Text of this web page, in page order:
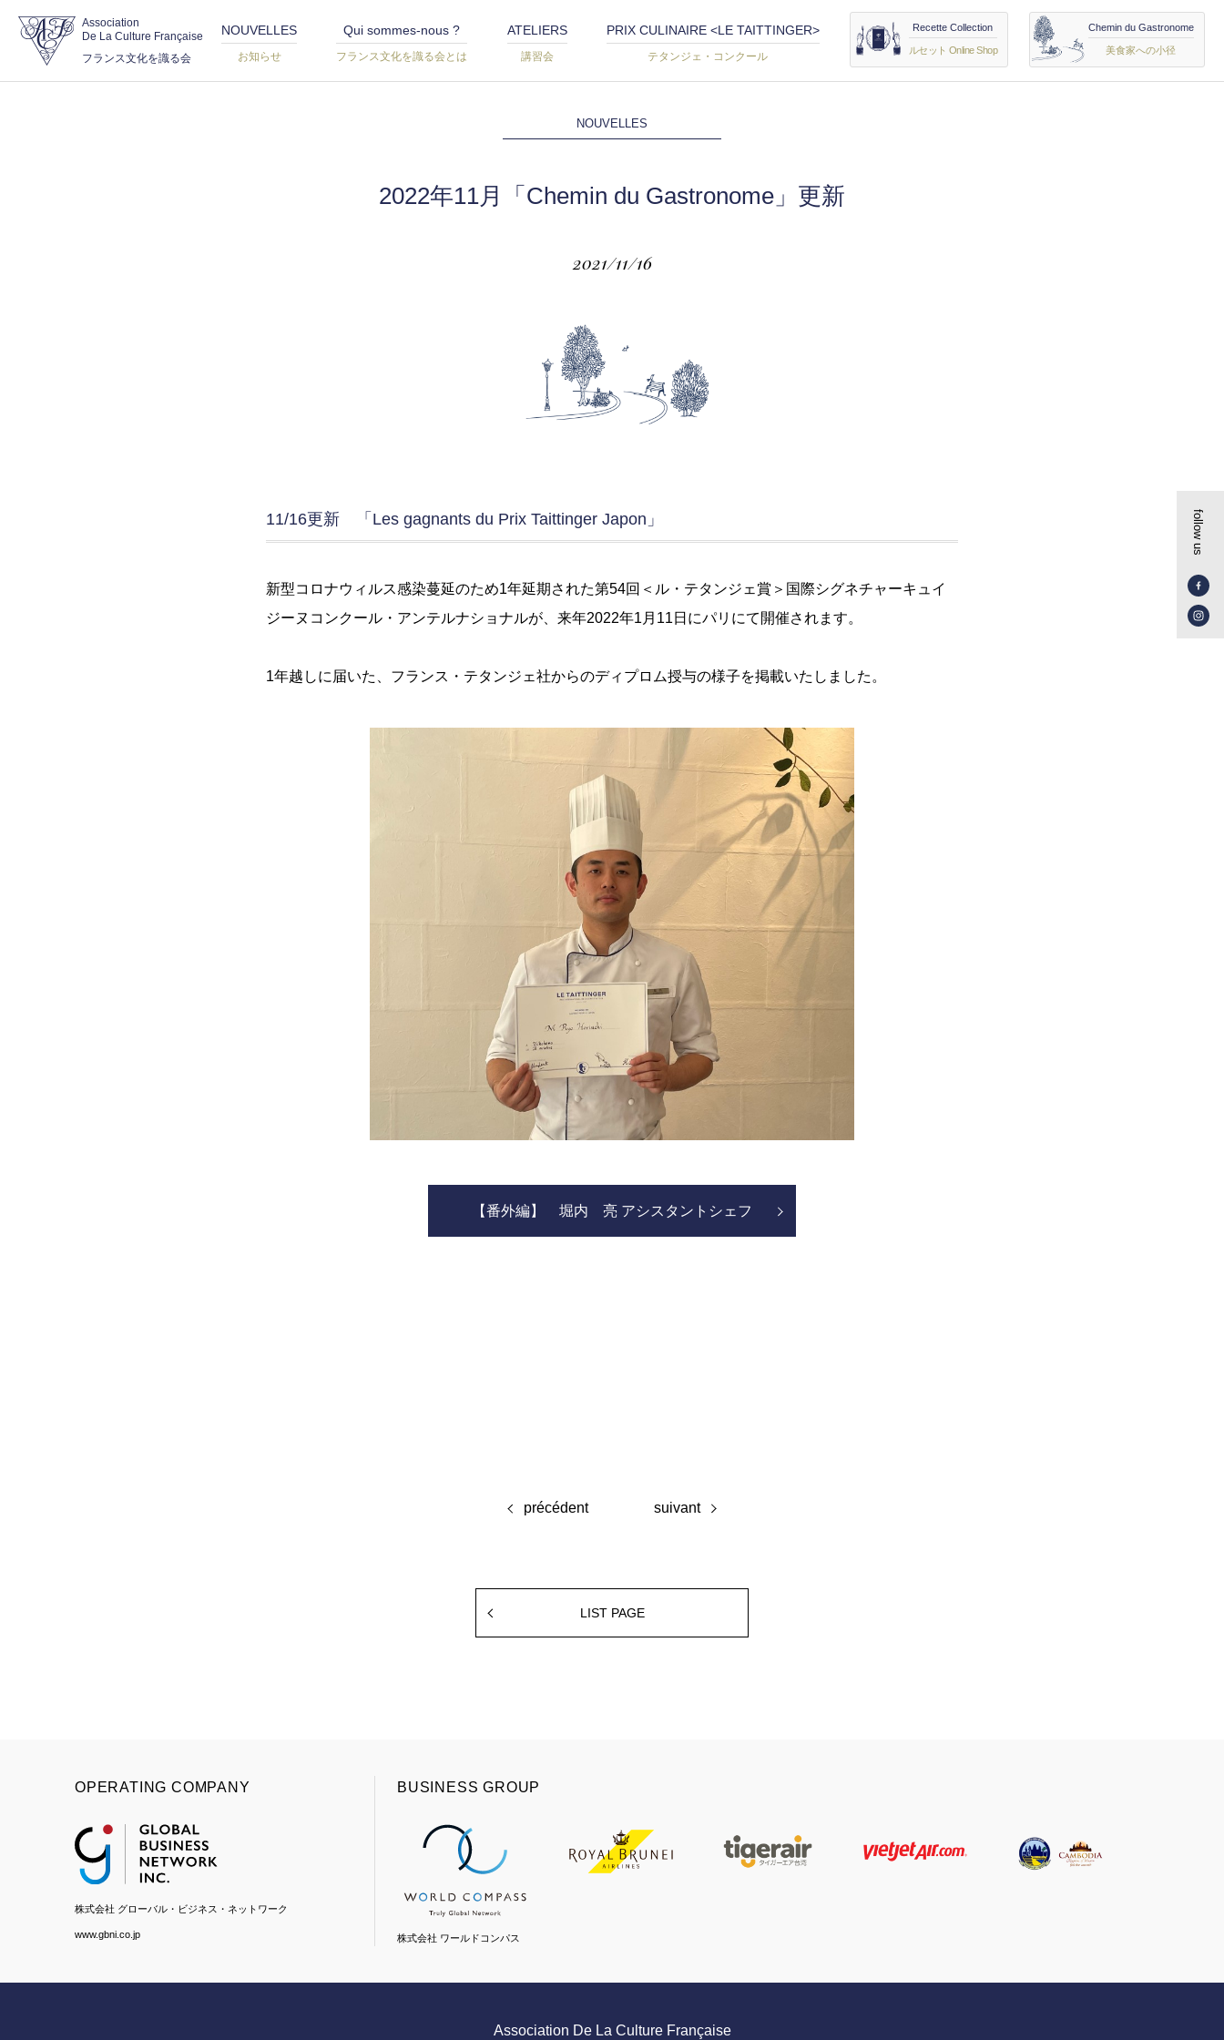
Association
De La Culture Française
フランス文化を識る会
NOUVELLES
お知らせ
Qui sommes-nous ?
フランス文化を識る会とは
ATELIERS
講習会
PRIX CULINAIRE <LE TAITTINGER>
テタンジェ・コンクール
Recette Collection
ルセット Online Shop
Chemin du Gastronome
美食家への小径
follow us
NOUVELLES
2022年11月「Chemin du Gastronome」更新
2021/11/16
11/16更新 「Les gagnants du Prix Taittinger Japon」
新型コロナウィルス感染蔓延のため1年延期された第54回＜ル・テタンジェ賞＞国際シグネチャーキュイ
ジーヌコンクール・アンテルナショナルが、来年2022年1月11日にパリにて開催されます。
1年越しに届いた、フランス・テタンジェ社からのディプロム授与の様子を掲載いたしました。
【番外編】 堀内 亮 アシスタントシェフ
précédent suivant
LIST PAGE
OPERATING COMPANY
株式会社 グローバル・ビジネス・ネットワーク
www.gbni.co.jp
BUSINESS GROUP
株式会社 ワールドコンパス
Association De La Culture Française